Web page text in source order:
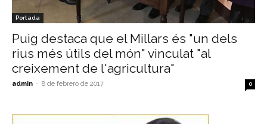
Portada
Puig destaca que el Millars és "un dels
rius més útils del món" vinculat "al
creixement de l'agricultura"
admin - 8 de febrero de 2017 0